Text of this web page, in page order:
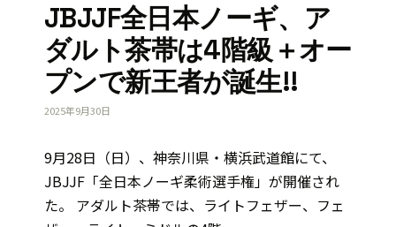
JBJJF全日本ノーギ、ア
ダルト茶帯は4階級＋オー
プンで新王者が誕生!!
2025年9月30日
9月28日（日）、神奈川県・横浜武道館にて、
JBJJF「全日本ノーギ柔術選手権」が開催され
た。 アダルト茶帯では、ライトフェザー、フェ